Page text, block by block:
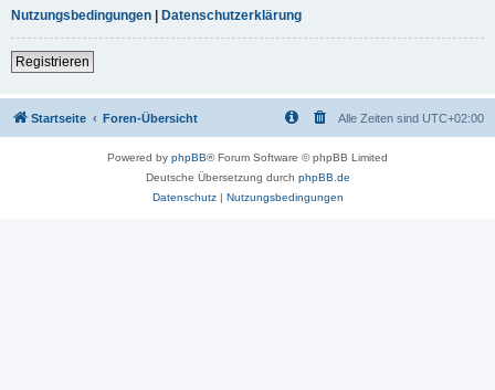
Nutzungsbedingungen | Datenschutzerklärung
Registrieren
Startseite Foren-Übersicht Alle Zeiten sind UTC+02:00
Powered by phpBB® Forum Software © phpBB Limited
Deutsche Übersetzung durch phpBB.de
Datenschutz| Nutzungsbedingungen